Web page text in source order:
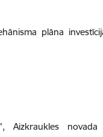
plāna
Aizkraukles novada